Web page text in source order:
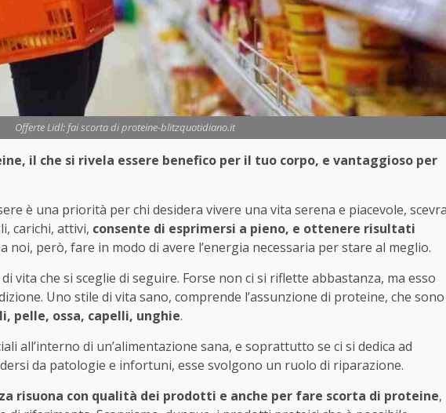
Offerte Lidl: fai scorta di proteine-blitzquotidiano.it
il che si rivela essere benefico per il tuo corpo, e vantaggioso per
è una priorità per chi desidera vivere una vita serena e piacevole,
carichi, attivi, consente di esprimersi a pieno, e ottenere risultati
noi, però, fare in modo di avere l’energia necessaria per stare al meglio.
vita che si sceglie di seguire. Forse non ci si riflette abbastanza, ma esso
Uno stile di vita sano, comprende l’assunzione di proteine, che sono
pelle, ossa, capelli, unghie.
all’interno di un’alimentazione sana, e soprattutto se ci si dedica ad
da patologie e infortuni, esse svolgono un ruolo di riparazione.
risuona con qualità dei prodotti e anche per fare scorta di proteine,